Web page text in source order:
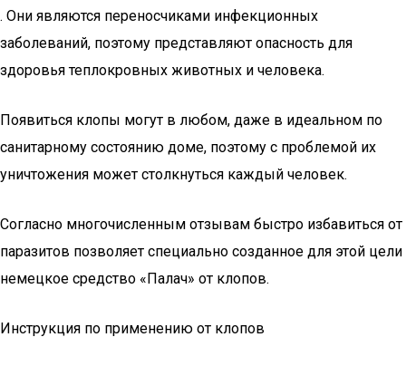
. Они являются переносчиками инфекционных
заболеваний, поэтому представляют опасность для
здоровья теплокровных животных и человека.
Появиться клопы могут в любом, даже в идеальном по
санитарному состоянию доме, поэтому с проблемой их
уничтожения может столкнуться каждый человек.
Согласно многочисленным отзывам быстро избавиться от
паразитов позволяет специально созданное для этой цели
немецкое средство «Палач» от клопов.
Инструкция по применению от клопов